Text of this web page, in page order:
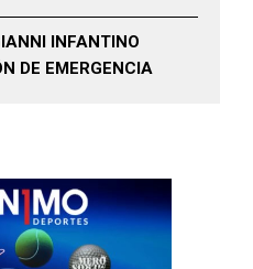
INFANTINO
DE EMERGENCIA